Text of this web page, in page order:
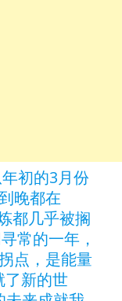
初的3月份
晚都在
都几乎被搁
常的一年，
点，是能量
了新的世